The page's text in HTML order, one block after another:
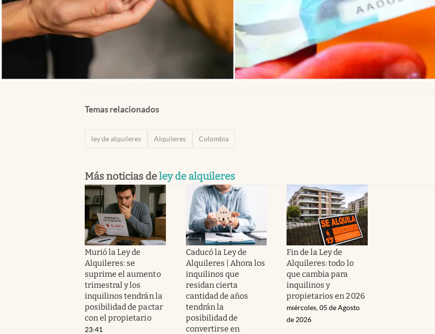
Temas relacionados
ley de alquileres Alquileres Colombia
Más noticias deley de alquileres
Murió la Ley de
Alquileres: se
suprime el aumento
trimestral y los
inquilinos tendrán la
posibilidad de pactar
con el propietario
23:41
Caducó la Ley de
Alquileres | Ahora los
inquilinos que
residan cierta
cantidad de años
tendrán la
posibilidad de
convertirse en
Fin de la Ley de
Alquileres: todo lo
que cambia para
inquilinos y
propietarios en 2026
miércoles, 05 de Agosto
de 2026